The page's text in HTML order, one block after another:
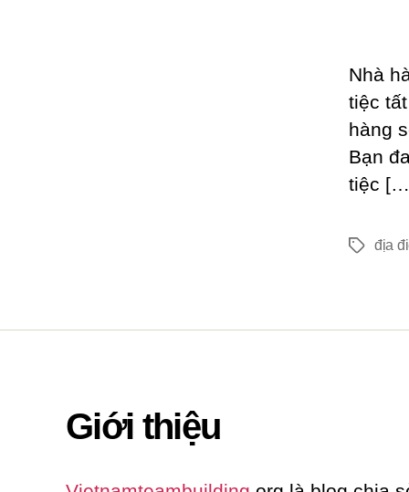
Nhà
tiệc
hàng
Bạn
tiệc
Thẻ địa
Giới thiệu